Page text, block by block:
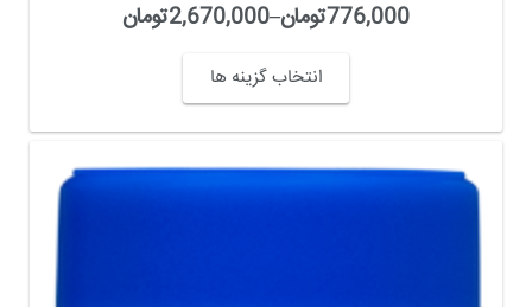
776,000تومان–
2,670,000تومان
انتخاب گزینه ها